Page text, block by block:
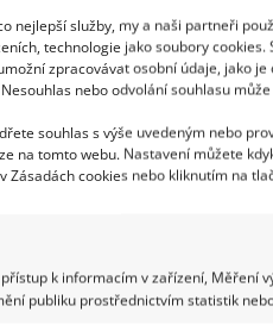
nejlepší služby, my a naši partneři
technologie jako soubory
zpracovávat osobní údaje, jako
nebo odvolání souhlasu
souhlas s výše uvedeným nebo
na tomto webu. Nastavení můžete
Zásadách cookies nebo kliknutím na
k informacím v zařízení, Měření
publiku prostřednictvím statistik
se rozpustí kyselina,
se sedlina používá častěji.
Po pravidelném hnojení
mletá a vařená nedávno.
Kávovou sedlinu byste měli
choroby. Suchou
zrál rychleji a byl